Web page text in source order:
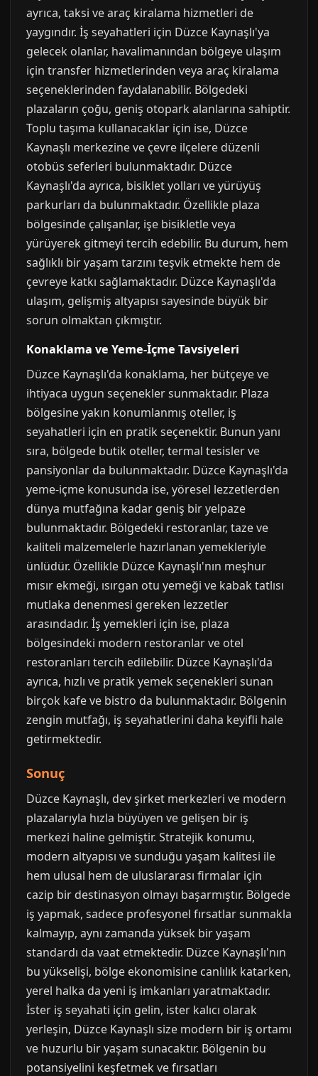
ayrıca, taksi ve araç kiralama hizmetleri de
yaygındır. İş seyahatleri için Düzce Kaynaşlı'ya
gelecek olanlar, havalimanından bölgeye ulaşım
için transfer hizmetlerinden veya araç kiralama
seçeneklerinden faydalanabilir. Bölgedeki
plazaların çoğu, geniş otopark alanlarına sahiptir.
Toplu taşıma kullanacaklar için ise, Düzce
Kaynaşlı merkezine ve çevre ilçelere düzenli
otobüs seferleri bulunmaktadır. Düzce
Kaynaşlı'da ayrıca, bisiklet yolları ve yürüyüş
parkurları da bulunmaktadır. Özellikle plaza
bölgesinde çalışanlar, işe bisikletle veya
yürüyerek gitmeyi tercih edebilir. Bu durum, hem
sağlıklı bir yaşam tarzını teşvik etmekte hem de
çevreye katkı sağlamaktadır. Düzce Kaynaşlı'da
ulaşım, gelişmiş altyapısı sayesinde büyük bir
sorun olmaktan çıkmıştır.
Konaklama ve Yeme-İçme Tavsiyeleri
Düzce Kaynaşlı'da konaklama, her bütçeye ve
ihtiyaca uygun seçenekler sunmaktadır. Plaza
bölgesine yakın konumlanmış oteller, iş
seyahatleri için en pratik seçenektir. Bunun yanı
sıra, bölgede butik oteller, termal tesisler ve
pansiyonlar da bulunmaktadır. Düzce Kaynaşlı'da
yeme-içme konusunda ise, yöresel lezzetlerden
dünya mutfağına kadar geniş bir yelpaze
bulunmaktadır. Bölgedeki restoranlar, taze ve
kaliteli malzemelerle hazırlanan yemekleriyle
ünlüdür. Özellikle Düzce Kaynaşlı'nın meşhur
mısır ekmeği, ısırgan otu yemeği ve kabak tatlısı
mutlaka denenmesi gereken lezzetler
arasındadır. İş yemekleri için ise, plaza
bölgesindeki modern restoranlar ve otel
restoranları tercih edilebilir. Düzce Kaynaşlı'da
ayrıca, hızlı ve pratik yemek seçenekleri sunan
birçok kafe ve bistro da bulunmaktadır. Bölgenin
zengin mutfağı, iş seyahatlerini daha keyifli hale
getirmektedir.
Sonuç
Düzce Kaynaşlı, dev şirket merkezleri ve modern
plazalarıyla hızla büyüyen ve gelişen bir iş
merkezi haline gelmiştir. Stratejik konumu,
modern altyapısı ve sunduğu yaşam kalitesi ile
hem ulusal hem de uluslararası firmalar için
cazip bir destinasyon olmayı başarmıştır. Bölgede
iş yapmak, sadece profesyonel fırsatlar sunmakla
kalmayıp, aynı zamanda yüksek bir yaşam
standardı da vaat etmektedir. Düzce Kaynaşlı'nın
bu yükselişi, bölge ekonomisine canlılık katarken,
yerel halka da yeni iş imkanları yaratmaktadır.
İster iş seyahati için gelin, ister kalıcı olarak
yerleşin, Düzce Kaynaşlı size modern bir iş ortamı
ve huzurlu bir yaşam sunacaktır. Bölgenin bu
potansiyelini keşfetmek ve fırsatları